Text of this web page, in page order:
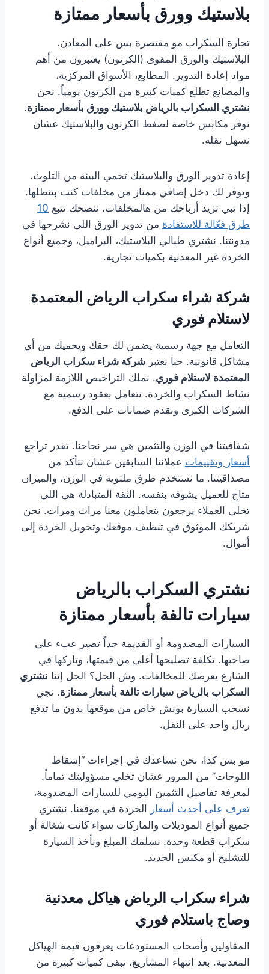
بلاستيك وورق بأسعار ممتازة
تجارة السكراب مو مقتصرة بس على المعادن.
البلاستيك والورق المقوى (الكرتون) يعتبرون من أهم
مواد إعادة التدوير. المطابع، الأسواق المركزية،
والمصانع تطلع كميات كبيرة من الكرتون يومياً. نحن
نشتري السكراب بالرياض بلاستيك وورق بأسعار ممتازة.
نوفر مكابس خاصة لضغط الكرتون والبلاستيك عشان
نسهل نقله.
إعادة تدوير الورق والبلاستيك تحمي البيئة من التلوث.
وتوفر لك دخل إضافي ممتاز من مخلفات كنت بتنطلها.
إذا تبي تزيد أرباحك من هالمخلفات، ننصحك تتبع 10
طرق فعّالة للاستفادة من تدوير الورق اللي نشرحها في
مدونتنا. نشتري طبالي البلاستيك، البراميل، وجميع أنواع
الخردة غير المعدنية بكميات تجارية.
شركة شراء سكراب الرياض المعتمدة
لاستلام فوري
التعامل مع جهة رسمية يضمن لك حقك ويحميك من أي
مشاكل قانونية. حنا نعتبر شركة شراء سكراب الرياض
المعتمدة لاستلام فوري. نملك التراخيص اللازمة لمزاولة
نشاط السكراب والخردة. نتعامل بعقود رسمية مع
الشركات الكبرى ونقدم ضمانات على الدفع.
شفافيتنا في الوزن والتثمين هي سر نجاحنا. تقدر تراجع
أسعار وتقييمات عملائنا السابقين عشان تتأكد من
مصداقيتنا. ما نستخدم طرق ملتوية في الوزن، والميزان
متاح للعميل يشوفه بنفسه. الثقة المتبادلة هي اللي
تخلي العملاء يرجعون يتعاملون معنا مرات ومرات. نحن
شريكك الموثوق في تنظيف موقعك وتحويل الخردة إلى
أموال.
نشتري السكراب بالرياض
سيارات تالفة بأسعار ممتازة
السيارات المصدومة أو القديمة جداً تصير عبء على
صاحبها. تكلفة تصليحها أغلى من قيمتها، وتاركها في
الشارع يعرضك للمخالفات. وش الحل؟ الحل إننا نشتري
السكراب بالرياض سيارات تالفة بأسعار ممتازة. نجي
نسحب السيارة بونش خاص من موقعها بدون ما تدفع
ريال واحد على النقل.
مو بس كذا، نحن نساعدك في إجراءات “إسقاط
اللوحات” من المرور عشان تخلي مسؤوليتك تماماً.
لمعرفة تفاصيل التثمين اليومي للسيارات المصدومة،
تعرف على أحدث أسعار
الخردة في موقعنا. نشتري
جميع أنواع الموديلات والماركات سواء كانت شغالة أو
سكراب قطعة وحدة. نسلمك المبلغ ونأخذ السيارة
للتشليح أو مكبس الحديد.
شراء سكراب الرياض هياكل معدنية
وصاج باستلام فوري
المقاولين وأصحاب المستودعات يعرفون قيمة الهياكل
المعدنية. بعد انتهاء المشاريع، تبقى كميات كبيرة من